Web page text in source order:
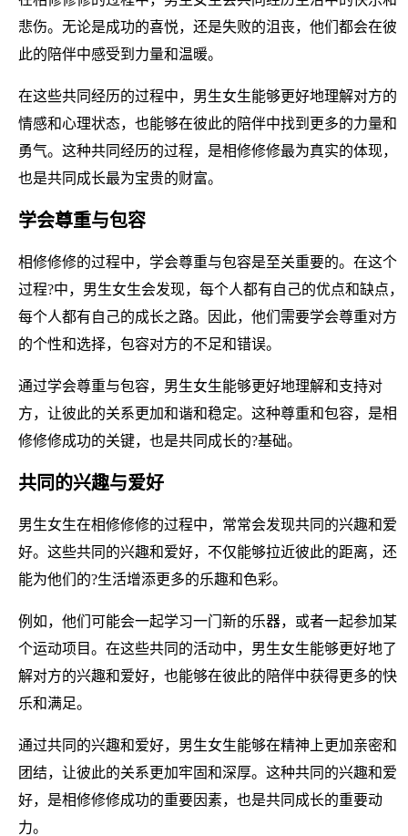
悲伤。无论是成功的喜悦，还是失败的沮丧，他们都会在彼
此的陪伴中感受到力量和温暖。
在这些共同经历的过程中，男生女生能够更好地理解对方的
情感和心理状态，也能够在彼此的陪伴中找到更多的力量和
勇气。这种共同经历的过程，是相修修修最为真实的体现，
也是共同成长最为宝贵的财富。
学会尊重与包容
相修修修的过程中，学会尊重与包容是至关重要的。在这个
过程?中，男生女生会发现，每个人都有自己的优点和缺点，
每个人都有自己的成长之路。因此，他们需要学会尊重对方
的个性和选择，包容对方的不足和错误。
通过学会尊重与包容，男生女生能够更好地理解和支持对
方，让彼此的关系更加和谐和稳定。这种尊重和包容，是相
修修修成功的关键，也是共同成长的?基础。
共同的兴趣与爱好
男生女生在相修修修的过程中，常常会发现共同的兴趣和爱
好。这些共同的兴趣和爱好，不仅能够拉近彼此的距离，还
能为他们的?生活增添更多的乐趣和色彩。
例如，他们可能会一起学习一门新的乐器，或者一起参加某
个运动项目。在这些共同的活动中，男生女生能够更好地了
解对方的兴趣和爱好，也能够在彼此的陪伴中获得更多的快
乐和满足。
通过共同的兴趣和爱好，男生女生能够在精神上更加亲密和
团结，让彼此的关系更加牢固和深厚。这种共同的兴趣和爱
好，是相修修修成功的重要因素，也是共同成长的重要动
力。